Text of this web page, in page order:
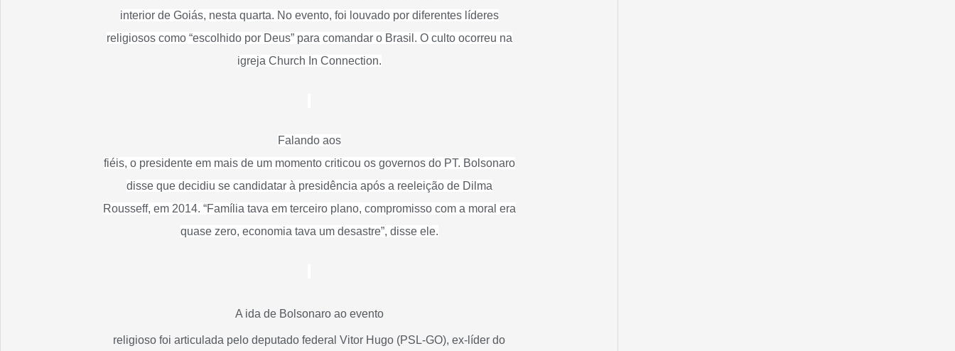
interior de Goiás, nesta quarta. No evento, foi louvado por diferentes líderes
religiosos como “escolhido por Deus” para comandar o Brasil. O culto ocorreu na
igreja Church In Connection.
Falando aos
fiéis, o presidente em mais de um momento criticou os governos do PT. Bolsonaro
disse que decidiu se candidatar à presidência após a reeleição de Dilma
Rousseff, em 2014. “Família tava em terceiro plano, compromisso com a moral era
quase zero, economia tava um desastre”, disse ele.
A ida de Bolsonaro ao evento
religioso foi articulada pelo deputado federal Vitor Hugo (PSL-GO), ex-líder do